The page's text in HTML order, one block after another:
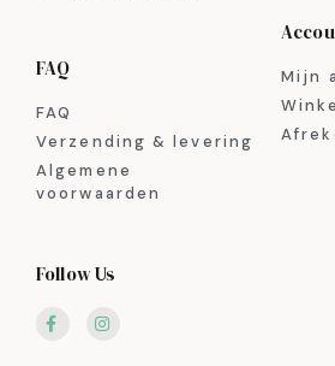
FAQ
FAQ
Verzending & levering
Algemene
voorwaarden
Mijn
Follow Us